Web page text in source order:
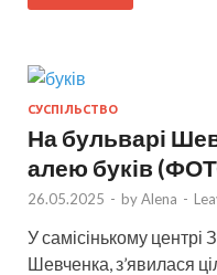
СУСПІЛЬСТВО
На бульварі
алею буків
26.05.2025 - byAlena -
У самісінькому центрі
Шевченка, з’явилася